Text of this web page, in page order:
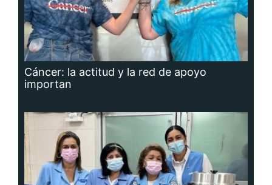
Cáncer: la actitud y la red de apoyo
importan